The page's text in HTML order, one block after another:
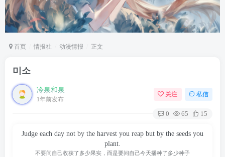
首页 情报社 动漫情报 正文
미소
冷泉和泉
1年前发布
关注 私信
0 65 15
Judge each day not by the harvest you reap but by the seeds you
plant.
不要问自己收获了多少果实，而是要问自己今天播种了多少种子